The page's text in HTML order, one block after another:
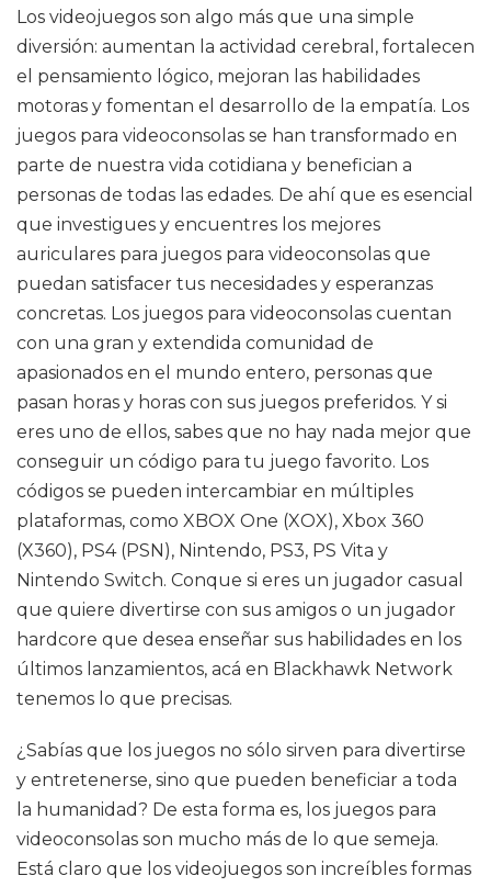
Los videojuegos son algo más que una simple
diversión: aumentan la actividad cerebral, fortalecen
el pensamiento lógico, mejoran las habilidades
motoras y fomentan el desarrollo de la empatía. Los
juegos para videoconsolas se han transformado en
parte de nuestra vida cotidiana y benefician a
personas de todas las edades. De ahí que es esencial
que investigues y encuentres los mejores
auriculares para juegos para videoconsolas que
puedan satisfacer tus necesidades y esperanzas
concretas. Los juegos para videoconsolas cuentan
con una gran y extendida comunidad de
apasionados en el mundo entero, personas que
pasan horas y horas con sus juegos preferidos. Y si
eres uno de ellos, sabes que no hay nada mejor que
conseguir un código para tu juego favorito. Los
códigos se pueden intercambiar en múltiples
plataformas, como XBOX One (XOX), Xbox 360
(X360), PS4 (PSN), Nintendo, PS3, PS Vita y
Nintendo Switch. Conque si eres un jugador casual
que quiere divertirse con sus amigos o un jugador
hardcore que desea enseñar sus habilidades en los
últimos lanzamientos, acá en Blackhawk Network
tenemos lo que precisas.
¿Sabías que los juegos no sólo sirven para divertirse
y entretenerse, sino que pueden beneficiar a toda
la humanidad? De esta forma es, los juegos para
videoconsolas son mucho más de lo que semeja.
Está claro que los videojuegos son increíbles formas